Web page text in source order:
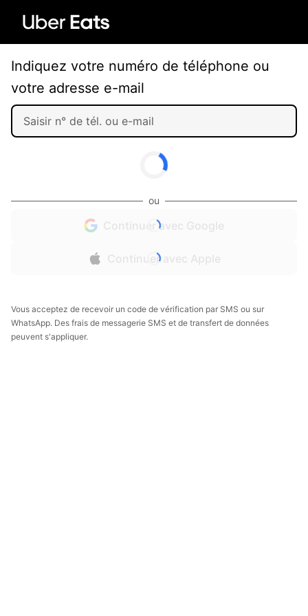
Indiquez votre numéro de téléphone ou
votre adresse e-mail
ou
Continuer avec Google
Continuer avec Apple
Vous acceptez de recevoir un code de vérification par SMS ou sur
WhatsApp. Des frais de messagerie SMS et de transfert de données
peuvent s'appliquer.